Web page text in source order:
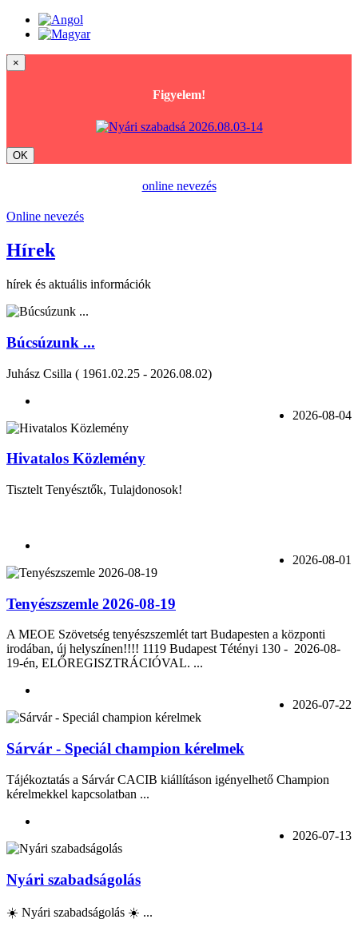
×
Figyelem!
OK
online nevezés
Online nevezés
Hírek
hírek és aktuális információk
Búcsúzunk ...
Juhász Csilla ( 1961.02.25 - 2026.08.02)
2026-08-04
Hivatalos Közlemény
Tisztelt Tenyésztők, Tulajdonosok!
2026-08-01
Tenyészszemle 2026-08-19
A MEOE Szövetség tenyészszemlét tart Budapesten a központi
irodában, új helyszínen!!!! 1119 Budapest Tétényi 130 - 2026-08-
19-én, ELŐREGISZTRÁCIÓVAL. ...
2026-07-22
Sárvár - Speciál champion kérelmek
Tájékoztatás a Sárvár CACIB kiállításon igényelhető Champion
kérelmekkel kapcsolatban ...
2026-07-13
Nyári szabadságolás
☀️ Nyári szabadságolás ☀️ ...